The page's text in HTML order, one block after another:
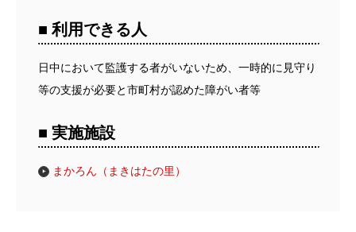
■ 利用できる人
日中において監護する者がいないため、一時的に見守り
等の支援が必要と市町村が認めた障がい者等
■ 実施施設
まかろん（まきはたの里）